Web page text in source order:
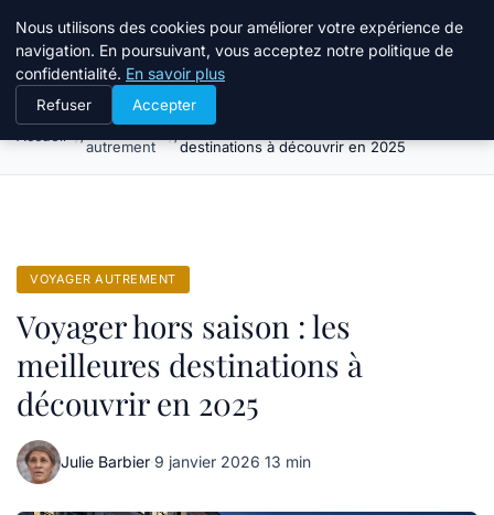
Tourisme Landes
Voyager
autrement
Voyager hors saison : les meilleures
destinations à découvrir en 2025
VOYAGER AUTREMENT
Voyager hors saison : les
meilleures destinations à
découvrir en 2025
Julie Barbier·9 janvier 2026·13 min
Nous utilisons des cookies pour améliorer votre expérience de
navigation. En poursuivant, vous acceptez notre politique de
confidentialité. En savoir plus
Refuser Accepter